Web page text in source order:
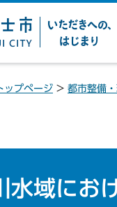
ただきへの、は
ップページ > 都市整備
水域にお